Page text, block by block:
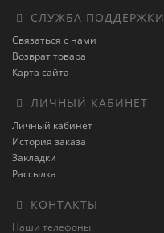
СЛУЖБА ПОДДЕРЖКИ
Связаться с нами
Возврат товара
Карта сайта
ЛИЧНЫЙ КАБИНЕТ
Личный кабинет
История заказа
Закладки
Рассылка
КОНТАКТЫ
Наши телефоны: